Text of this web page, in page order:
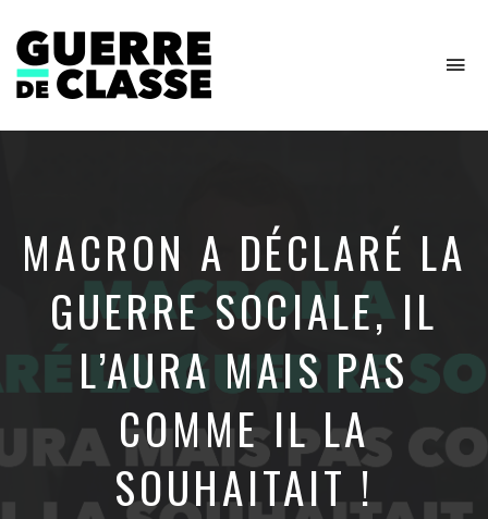
de
MACRON A DÉCLARÉ LA
GUERRE SOCIALE, IL
L’AURA MAIS PAS
COMME IL LA
SOUHAITAIT !